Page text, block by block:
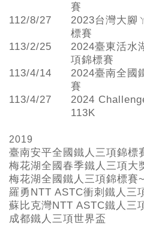
賽
112/8/27
2023台灣大腳
標賽
113/2/25
2024臺東活水
項錦標賽
113/4/14
2024臺南全國
賽
113/4/27
2024
113K
2019
臺南安平全國鐵人三項錦標
梅花湖全國春季鐵人三項大
梅花湖全國鐵人三項錦標賽~
羅勇NTT ASTC衝刺鐵人三
蘇比克灣NTT ASTC鐵人三
成都鐵人三項世界盃